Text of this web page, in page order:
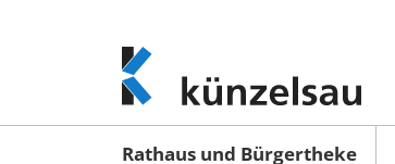
www.kuenzelsau.de
(zur
Startseite)
Rathaus und Bürgertheke